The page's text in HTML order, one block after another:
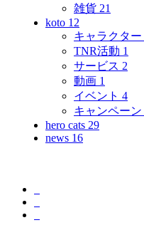
雑貨 21
koto 12
キャラクター
TNR活動 1
サービス 2
動画 1
イベント 4
キャンペーン
hero cats 29
news 16